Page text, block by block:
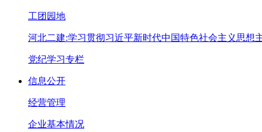
工团园地
河北二建:学习贯彻习近平新时代中国特色社会主义思想
党纪学习专栏
信息公开
经营管理
企业基本情况